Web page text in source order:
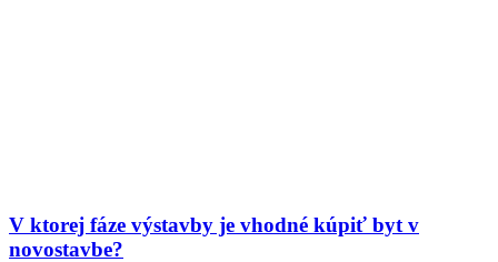
V ktorej fáze výstavby je vhodné kúpiť byt v
novostavbe?